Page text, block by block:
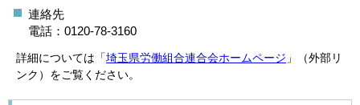
連絡先
電話：0120-78-3160
詳細については「埼玉県労働組合連合会ホームページ 」（外部リ
ンク）をご覧ください。